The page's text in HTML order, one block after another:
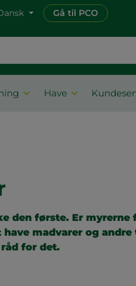
Gå til PCO
Have
den første. Er myrerne
madvarer og andre
for det.